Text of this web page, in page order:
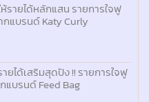
ห้รายได้หลักแสน รายการใจฟู
แบรนด์ Katy Curly
ายได้เสริมสุดปัง !! รายการใจฟู
แบรนด์ Feed Bag